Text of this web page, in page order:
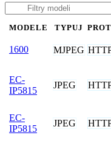
MODELE TYPUJ
1600 MJPEG
EC-
IP5815
JPEG
EC-
IP5815
JPEG